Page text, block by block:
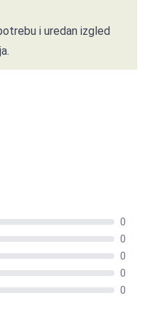
i uredan izgled
0
0
0
0
0